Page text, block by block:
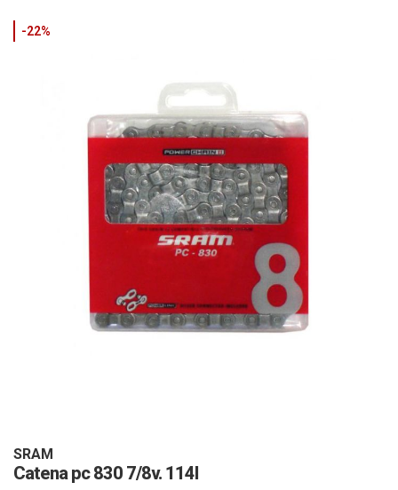
SRAM
Catena pc 830 7/8v. 114l
Vai
alla
galleria
di
-22%